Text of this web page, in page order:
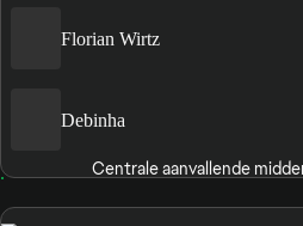
Florian Wirtz
Debinha
Centrale aanvallende